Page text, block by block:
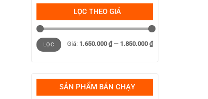
LỌC THEO GIÁ
Giá
tối
thiểu
Giá
tối
đa
LỌC Giá: 1.650.000 ₫ — 1.850.000 ₫
SẢN PHẨM BÁN CHẠY